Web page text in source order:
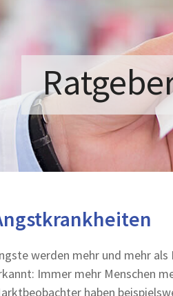
werden mehr und mehr
Immer mehr Menschen
haben